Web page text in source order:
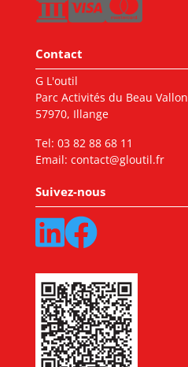
Contact
G L'outil
Parc Activités du Beau Vallon
57970, Illange
Tel: 03 82 88 68 11
Email: contact@gloutil.fr
Suivez-nous